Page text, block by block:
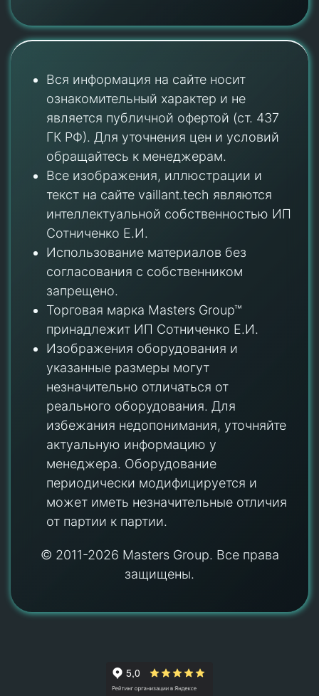
Вся информация на сайте носит
ознакомительный характер и не
является публичной офертой (ст. 437
ГК РФ). Для уточнения цен и условий
обращайтесь к менеджерам.
Все изображения, иллюстрации и
текст на сайте vaillant.tech являются
интеллектуальной собственностью ИП
Сотниченко Е.И.
Использование материалов без
согласования с собственником
запрещено.
Торговая марка Masters Group™
принадлежит ИП Сотниченко Е.И.
Изображения оборудования и
указанные размеры могут
незначительно отличаться от
реального оборудования. Для
избежания недопонимания, уточняйте
актуальную информацию у
менеджера. Оборудование
периодически модифицируется и
может иметь незначительные отличия
от партии к партии.
© 2011-2026 Masters Group. Все права
защищены.